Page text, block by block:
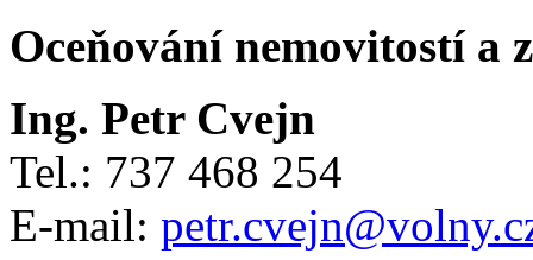
Oceňování nemovitostí a
Ing. Petr Cvejn
Tel.: 737 468 254
E-mail: